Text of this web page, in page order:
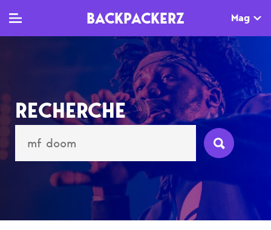
BACKPACKERZ Mag
Clips
Live
Documentaires
Web-séries
MAG
Dossiers
Interviews
Chroniques
Sorties
AGENDA
Paris
Festivals
RECHERCHE